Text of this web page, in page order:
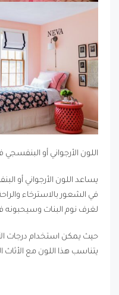
اللون الأرجواني أو
يساعد اللون الأرجواني أو
في الشعور بالاسترخاء
لغرف نوم البنات
حيث يمكن استخدام درجات
يتناسب هذا اللون مع الأثاث